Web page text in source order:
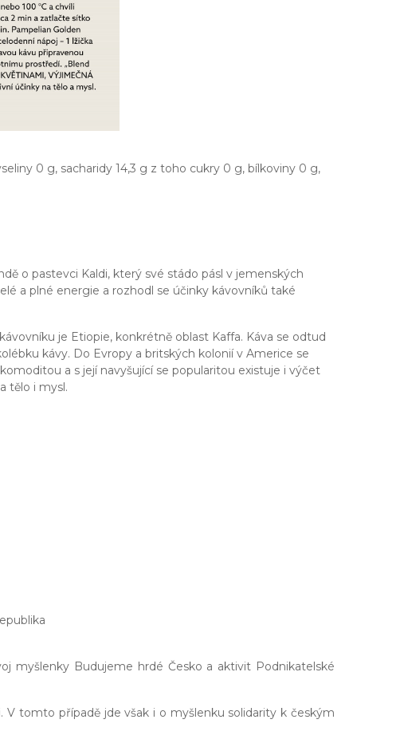
0 g, sacharidy 14,3 g z toho cukry 0 g, bílkoviny 0 g,
o pastevci Kaldi, který své stádo pásl v jemenských
a plné energie a rozhodl se účinky kávovníků také
je Etiopie, konkrétně oblast Kaffa. Káva se odtud
kávy. Do Evropy a britských kolonií v Americe se
a s její navyšující se popularitou existuje i výčet
tělo i mysl.
myšlenky Budujeme hrdé Česko a aktivit Podnikatelské
V tomto případě jde však i o myšlenku solidarity k českým